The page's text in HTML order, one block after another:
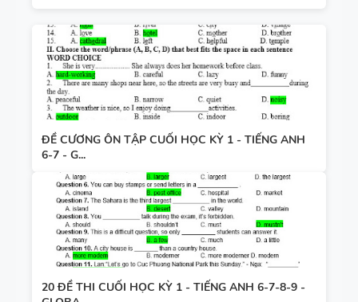
ĐỀ CƯƠNG ÔN TẬP CUỐI HỌC KỲ 1 - TIẾNG ANH
6-7 - G...
20 ĐỀ THI CUỐI HỌC KỲ 1 - TIẾNG ANH 6-7-8-9 -